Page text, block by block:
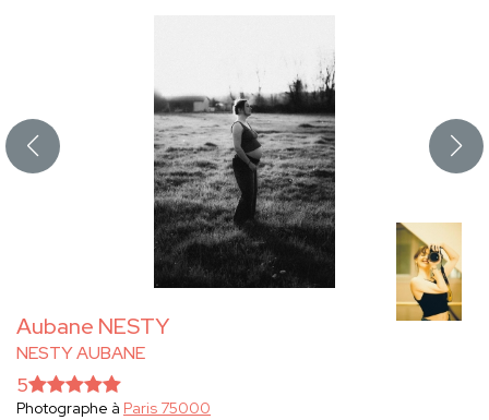
Aubane NESTY
NESTY AUBANE
5
Photographe à Paris 75000